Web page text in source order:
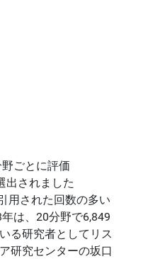
ごとに評価
出されました
用された回数の多い
は、20分野で6,849
る研究者としてリス
研究センターの坂口